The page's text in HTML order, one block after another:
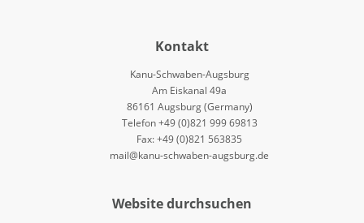
Kontakt
Kanu-Schwaben-Augsburg
Am Eiskanal 49a
86161 Augsburg (Germany)
Telefon +49 (0)821 999 69813
Fax: +49 (0)821 563835
mail@kanu-schwaben-augsburg.de
Website durchsuchen